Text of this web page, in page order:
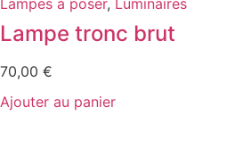
Lampe tronc brut
70,00 €
Ajouter au panier